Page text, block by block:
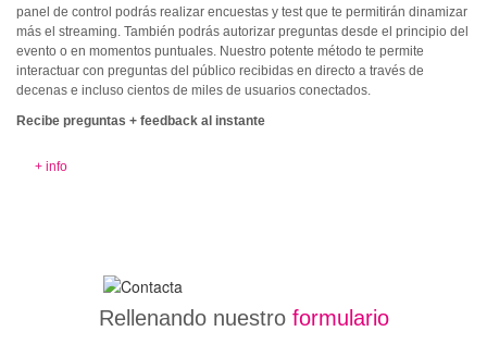
panel de control podrás realizar encuestas y test que te permitirán dinamizar
más el streaming. También podrás autorizar preguntas desde el principio del
evento o en momentos puntuales. Nuestro potente método te permite
interactuar con preguntas del público recibidas en directo a través de
decenas e incluso cientos de miles de usuarios conectados.
Recibe preguntas + feedback al instante
+ info
Rellenando nuestro formulario